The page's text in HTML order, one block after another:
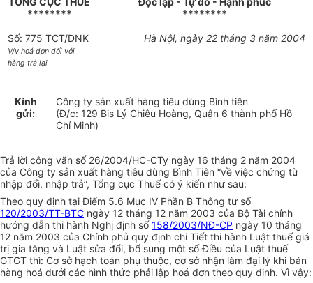
********
********
Số: 775 TCT/DNK
V/v hoá đơn đối với
hàng trả lại
Hà Nội, ngày 22 tháng 3 năm 2004
Kính
gửi:
Công ty sản xuất hàng tiêu dùng Bình tiên
(Đ/c: 129 Bis Lý Chiêu Hoàng, Quận 6 thành phố Hồ
Chí Minh)
Trả lời công văn số 26/2004/HC-CTy ngày 16 tháng 2 năm 2004
của Công ty sản xuất hàng tiêu dùng Bình Tiên “về việc chứng từ
nhập đổi, nhập trả”, Tổng cục Thuế có ý kiến như sau:
Theo quy định tại Điểm 5.6 Mục IV Phần B Thông tư số
120/2003/TT-BTC ngày 12 tháng 12 năm 2003 của Bộ Tài chính
hướng dẫn thi hành Nghị định số158/2003/NĐ-CP ngày 10 tháng
12 năm 2003 của Chính phủ quy định chi Tiết thi hành Luật thuế giá
trị gia tăng và Luật sửa đổi, bổ sung một số Điều của Luật thuế
GTGT thì: Cơ sở hạch toán phụ thuộc, cơ sở nhận làm đại lý khi bán
hàng hoá dưới các hình thức phải lập hoá đơn theo quy định. Vì vậy: